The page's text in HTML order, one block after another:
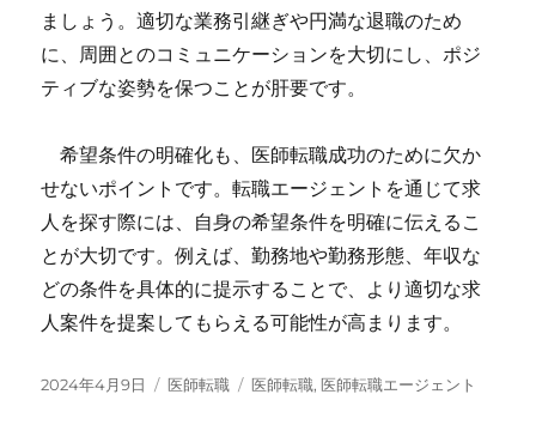
ましょう。適切な業務引継ぎや円満な退職のため
に、周囲とのコミュニケーションを大切にし、ポジ
ティブな姿勢を保つことが肝要です。
希望条件の明確化も、医師転職成功のために欠か
せないポイントです。転職エージェントを通じて求
人を探す際には、自身の希望条件を明確に伝えるこ
とが大切です。例えば、勤務地や勤務形態、年収な
どの条件を具体的に提示することで、より適切な求
人案件を提案してもらえる可能性が高まります。
投
2024年4月9日
カ
医師転職
タ
医師転職, 医師転職エージェント